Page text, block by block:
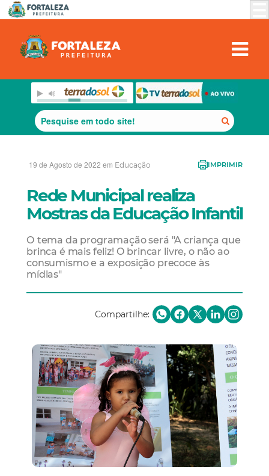
19 de Agosto de 2022 em Educação IMPRIMIR
Rede Municipal realiza
Mostras da Educação Infantil
O tema da programação será "A criança que
brinca é mais feliz! O brincar livre, o não ao
consumismo e a exposição precoce às
mídias"
Compartilhe: